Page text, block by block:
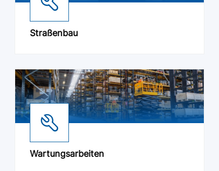
Straßenbau
Wartungsarbeiten